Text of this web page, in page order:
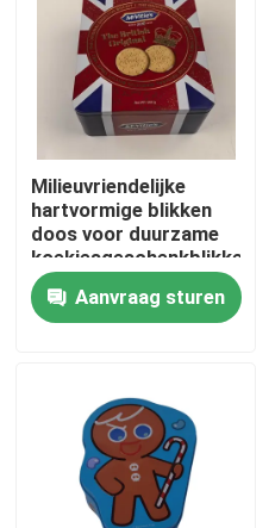
Thuis
Video's
Over ons
Milieuvriendelijke
hartvormige blikken
doos voor duurzame
koekjesgeschenkblikken
met voedselveilig
tinplateAanvraag sturen